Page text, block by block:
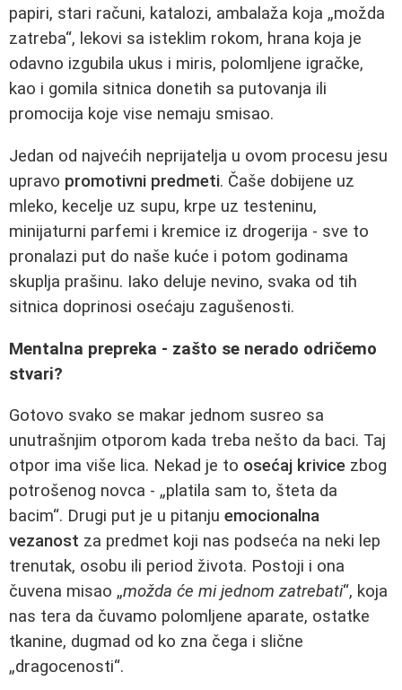
papiri, stari računi, katalozi, ambalaža koja „možda
zatreba“, lekovi sa isteklim rokom, hrana koja je
odavno izgubila ukus i miris, polomljene igračke,
kao i gomila sitnica donetih sa putovanja ili
promocija koje vise nemaju smisao.
Jedan od najvećih neprijatelja u ovom procesu jesu
upravo promotivni predmeti. Čaše dobijene uz
mleko, kecelje uz supu, krpe uz testeninu,
minijaturni parfemi i kremice iz drogerija - sve to
pronalazi put do naše kuće i potom godinama
skuplja prašinu. Iako deluje nevino, svaka od tih
sitnica doprinosi osećaju zagušenosti.
Mentalna prepreka - zašto se nerado odričemo
stvari?
Gotovo svako se makar jednom susreo sa
unutrašnjim otporom kada treba nešto da baci. Taj
otpor ima više lica. Nekad je to osećaj krivice zbog
potrošenog novca - „platila sam to, šteta da
bacim“. Drugi put je u pitanju emocionalna
vezanost za predmet koji nas podseća na neki lep
trenutak, osobu ili period života. Postoji i ona
čuvena misao „možda će mi jednom zatrebati“, koja
nas tera da čuvamo polomljene aparate, ostatke
tkanine, dugmad od ko zna čega i slične
„dragocenosti“.